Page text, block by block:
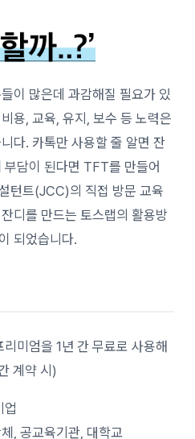
이 많은데 과감해질 필요가 있
용, 교육, 유지, 보수 등 노력은
다. 카톡만 사용할 줄 알면 잔
담이 된다면 TFT를 만들어
턴트(JCC)의 직접 방문 교육
디를 만드는 토스랩의 활용방
되었습니다.
미엄을 1년 간 무료로 사용해
계약 시)
업
, 공교육기관, 대학교